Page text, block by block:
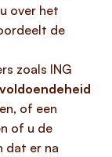
u over het
de
zoals ING
of een
of u de
dat er na